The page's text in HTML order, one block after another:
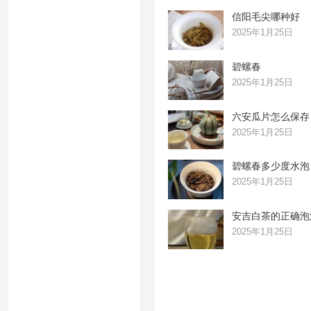
信阳毛尖哪种好
2025年1月25日
碧螺春
2025年1月25日
六安瓜片怎么保存
2025年1月25日
碧螺春多少度水泡
2025年1月25日
安吉白茶的正确
2025年1月25日